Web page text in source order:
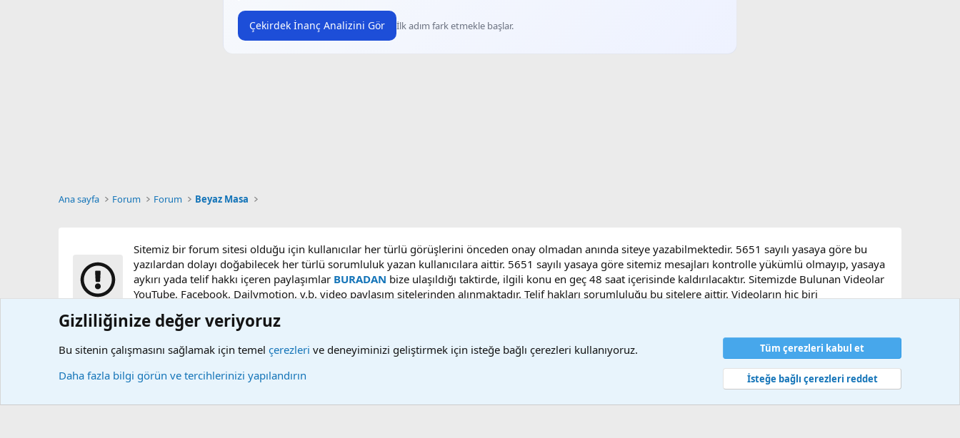
Çekirdek İnanç Analizini Gör İlk adım fark etmekle başlar.
Ana sayfa Forum Forum Beyaz Masa
Sitemiz bir forum sitesi olduğu için kullanıcılar her türlü görüşlerini önceden onay olmadan anında siteye yazabilmektedir. 5651 sayılı yasaya göre bu
yazılardan dolayı doğabilecek her türlü sorumluluk yazan kullanıcılara aittir. 5651 sayılı yasaya göre sitemiz mesajları kontrolle yükümlü olmayıp, yasaya
aykırı yada telif hakkı içeren paylaşımlar BURADAN bize ulaşıldığı taktirde, ilgili konu en geç 48 saat içerisinde kaldırılacaktır. Sitemizde Bulunan Videolar
YouTube, Facebook, Dailymotion, v.b. video paylaşım sitelerinden alınmaktadır. Telif hakları sorumluluğu bu sitelere aittir. Videoların hiç biri
Çerezler Bize ulaşın Şartlar ve kurallar Gizlilik politikası Yardım Ana sayfa
Gizliliğinize değer veriyoruz
Bu sitenin çalışmasını sağlamak için temel çerezleri ve deneyiminizi geliştirmek için isteğe bağlı çerezleri kullanıyoruz.
Daha fazla bilgi görün ve tercihlerinizi yapılandırın
Tüm çerezleri kabul et
İsteğe bağlı çerezleri reddet